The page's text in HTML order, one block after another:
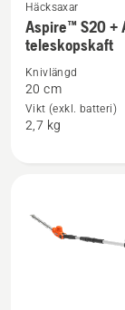
Se
mer
om
Aspire™
S20
Häcksaxar
Aspire™ S20 +
teleskopskaft
Knivlängd
20 cm
Vikt (exkl. batteri)
2,7 kg